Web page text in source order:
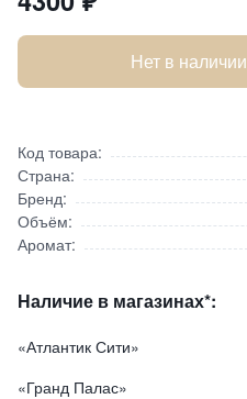
Нет в наличии
Код товара:
Страна:
Бренд:
Объём:
Аромат:
Наличие в магазинах*:
«Атлантик Сити»
«Гранд Палас»